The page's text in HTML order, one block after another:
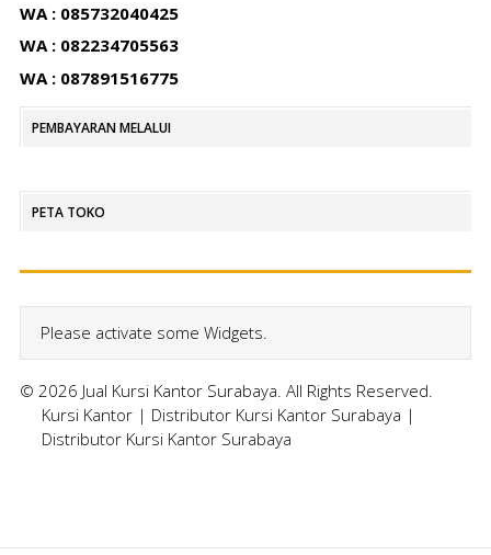
WA : 085732040425
WA : 082234705563
WA : 087891516775
PEMBAYARAN MELALUI
PETA TOKO
Please activate some Widgets.
© 2026 Jual Kursi Kantor Surabaya. All Rights Reserved.
Kursi Kantor| Distributor Kursi Kantor Surabaya |
Distributor Kursi Kantor Surabaya